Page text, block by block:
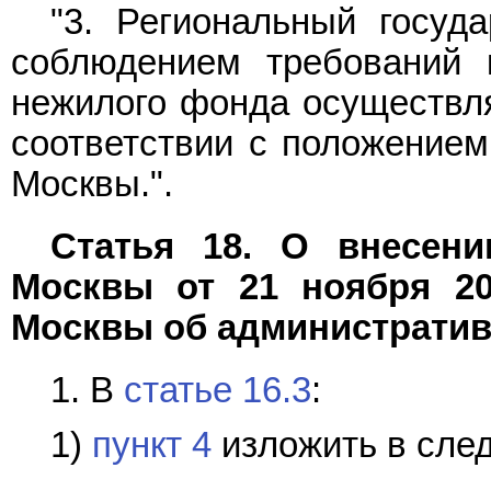
"3. Региональный
соблюдением
нежилого фонда
соответствии с
Москвы.".
Статья 18. О
Москвы от 21 ноября
Москвы об
1. В статье 16.3:
1) пункт 4 изложить в